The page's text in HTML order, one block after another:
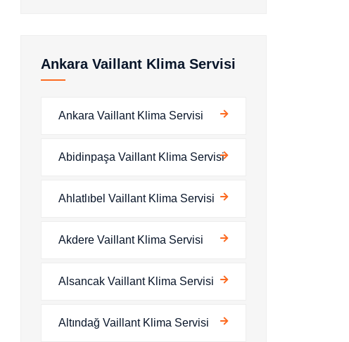
Ankara Vaillant Klima Servisi
Ankara Vaillant Klima Servisi
Abidinpaşa Vaillant Klima Servisi
Ahlatlıbel Vaillant Klima Servisi
Akdere Vaillant Klima Servisi
Alsancak Vaillant Klima Servisi
Altındağ Vaillant Klima Servisi